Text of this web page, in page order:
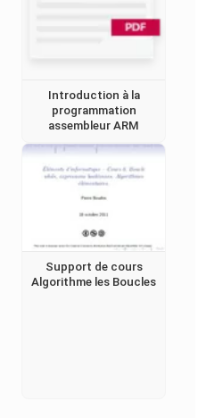
Introduction à la
programmation
assembleur ARM
Support de cours
Algorithme les Boucles